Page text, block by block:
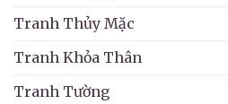
Tranh Thủy Mặc
Tranh Khỏa Thân
Tranh Tường